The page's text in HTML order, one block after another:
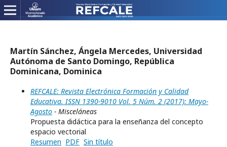
Martín Sánchez, Ángela Mercedes, Universidad
Autónoma de Santo Domingo, República
Dominicana, Dominica
REFCALE: Revista Electrónica Formación y Calidad
Educativa. ISSN 1390-9010 Vol. 5 Núm. 2 (2017): Mayo-
Agosto - Misceláneas
Propuesta didáctica para la enseñanza del concepto
espacio vectorial
Resumen PDF Sin título